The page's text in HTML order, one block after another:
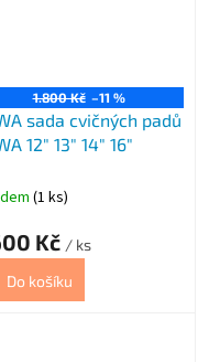
1.800 Kč –11 %
sada cvičných padů
12" 13" 14" 16"
(1 ks)
Kč / ks
Do košíku